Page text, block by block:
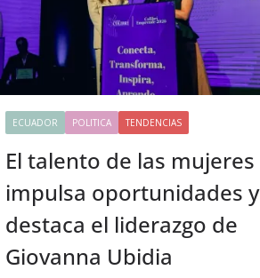
ECUADOR POLITICA TENDENCIAS
El talento de las mujeres
impulsa oportunidades y
destaca el liderazgo de
Giovanna Ubidia